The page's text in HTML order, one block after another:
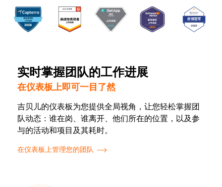
实时掌握团队的工作进展
在仪表板上即可一目了然
吉贝儿的仪表板为您提供全局视角，让您轻松掌握团
队动态：谁在岗、谁离开、他们所在的位置，以及参
与的活动和项目及其耗时。
在仪表板上管理您的团队